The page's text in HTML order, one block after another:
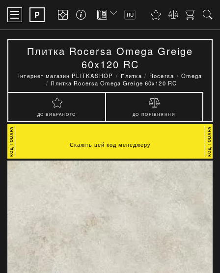
P RU
Плитка Rocersa Omega Greige
60x120 RC
Інтернет магазин PLITKASHOP Плитка Rocersa
Omega
Плитка Rocersa Omega Greige 60x120 RC
ДО ВИБРАНОГО ДО ПОРІВНЯННЯ
Скажіть цей код менеджеру